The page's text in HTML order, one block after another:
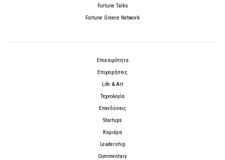
Fortune Talks
Fortune Greece Network
Επικαιρότητα
Επιχειρήσεις
Life & Art
Τεχνολογία
Επενδύσεις
Startups
Καριέρα
Leadership
Commentary